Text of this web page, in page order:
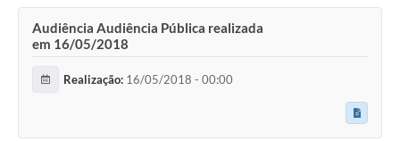
Audiência Audiência Pública realizada
em 16/05/2018
Realização: 16/05/2018 - 00:00